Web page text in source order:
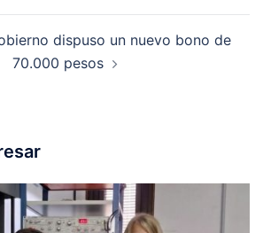
dispuso un nuevo bono de
70.000 pesos